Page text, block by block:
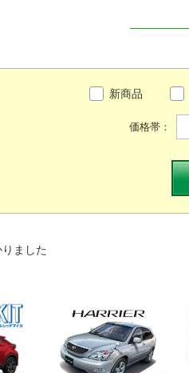
新商品
価格帯：
ました